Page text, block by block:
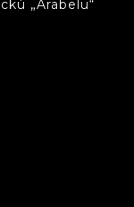
„Arabelu“